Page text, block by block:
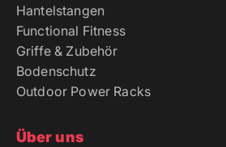
Hantelstangen
Functional Fitness
Griffe & Zubehör
Bodenschutz
Outdoor Power Racks
Über uns